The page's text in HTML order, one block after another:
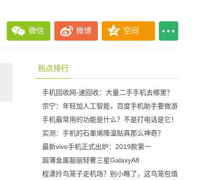
微信 微博 空间
热点排行
手机回收网-速回收：大量二手手机去哪里？
宗宁：年轻加人工智能，百度手机助手要做游
手机最常用的功能是什么？不是打电话是它！
实测：手机的石墨烯降温贴真那么神奇？
最新vivo手机正式出炉：2019款第一
超薄金属靓丽轻奢三星GalaxyA8
程潇拎鸟笼子走机场？别小瞧了，这鸟笼包值